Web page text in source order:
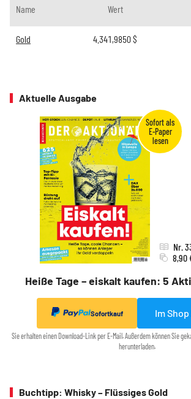
Name Wert
Gold 4.341,9850$
Aktuelle Ausgabe
Heiße Tage – eiskalt kaufen: 5
Nr.
8,90
Sofortkauf Im
Sie erhalten einen Download-Link per E-Mail. Außerdem können Sie
herunterladen.
Buchtipp: Whisky – Flüssiges Gold